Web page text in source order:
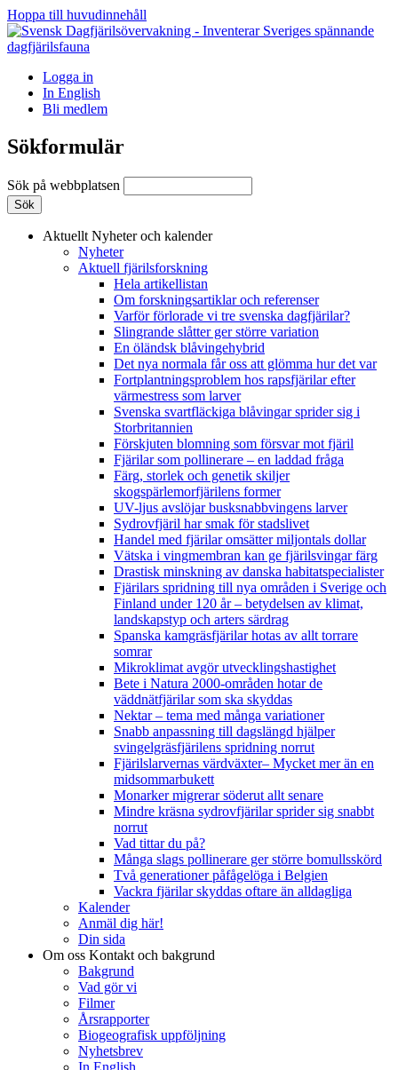
Hoppa till huvudinnehåll
Logga in
In English
Bli medlem
Sökformulär
Sök på webbplatsen
Aktuellt Nyheter och kalender
Nyheter
Aktuell fjärilsforskning
Hela artikellistan
Om forskningsartiklar och referenser
Varför förlorade vi tre svenska dagfjärilar?
Slingrande slåtter ger större variation
En öländsk blåvingehybrid
Det nya normala får oss att glömma hur det var
Fortplantningsproblem hos rapsfjärilar efter
värmestress som larver
Svenska svartfläckiga blåvingar sprider sig i
Storbritannien
Förskjuten blomning som försvar mot fjäril
Fjärilar som pollinerare – en laddad fråga
Färg, storlek och genetik skiljer
skogspärlemorfjärilens former
UV-ljus avslöjar busksnabbvingens larver
Sydrovfjäril har smak för stadslivet
Handel med fjärilar omsätter miljontals dollar
Vätska i vingmembran kan ge fjärilsvingar färg
Drastisk minskning av danska habitatspecialister
Fjärilars spridning till nya områden i Sverige och
Finland under 120 år– betydelsen av klimat,
landskapstyp och arters särdrag
Spanska kamgräsfjärilar hotas av allt torrare
somrar
Mikroklimat avgör utvecklingshastighet
Bete i Natura 2000-områden hotar de
väddnätfjärilar som ska skyddas
Nektar – tema med många variationer
Snabb anpassning till dagslängd hjälper
svingelgräsfjärilens spridning norrut
Fjärilslarvernas värdväxter– Mycket mer än en
midsommarbukett
Monarker migrerar söderut allt senare
Mindre kräsna sydrovfjärilar sprider sig snabbt
norrut
Vad tittar du på?
Många slags pollinerare ger större bomullsskörd
Två generationer påfågelöga i Belgien
Vackra fjärilar skyddas oftare än alldagliga
Kalender
Anmäl dig här!
Din sida
Om oss Kontakt och bakgrund
Bakgrund
Vad gör vi
Filmer
Årsrapporter
Biogeografisk uppföljning
Nyhetsbrev
In English